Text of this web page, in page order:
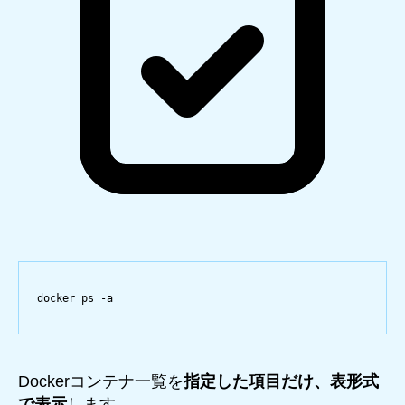
docker ps -a
Dockerコンテナ一覧を指定した項目だけ、表形式